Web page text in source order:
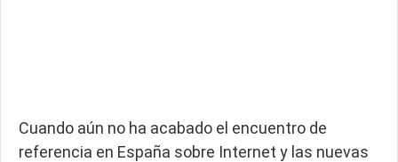
Cuando aún no ha acabado el encuentro de
referencia en España sobre Internet y las nuevas